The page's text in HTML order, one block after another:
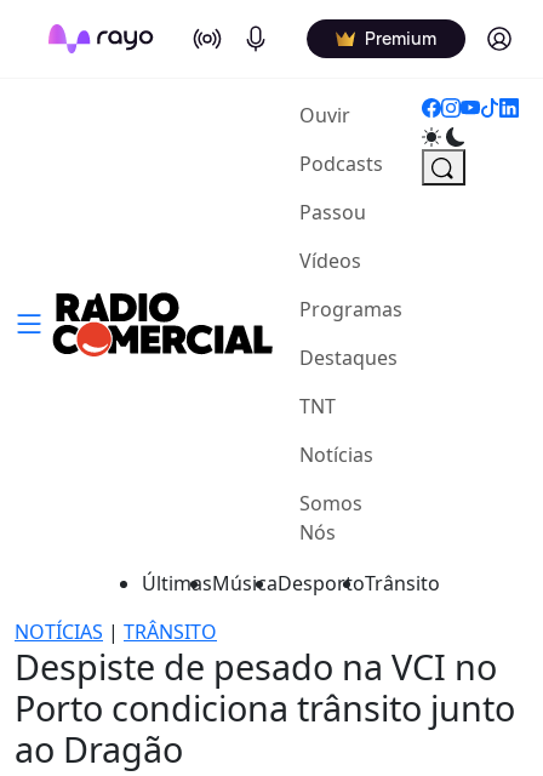
On Air Podcasts Premium Log in
Ouvir(current)
Podcasts
Passou
Vídeos
Programas
Destaques
TNT
Notícias
Somos
Nós
ÚltimasMúsicaDesportoTrânsito
NOTÍCIAS | TRÂNSITO
Despiste de pesado na VCI no
Porto condiciona trânsito junto
ao Dragão